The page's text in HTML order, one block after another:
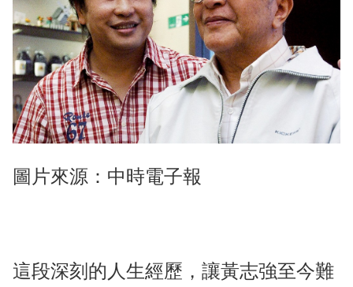
圖片來源：中時電子報
這段深刻的人生經歷，讓黃志強至今難